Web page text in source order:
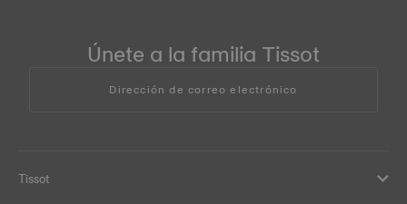
Únete a la familia Tissot
Dirección de correo electrónico
Tissot